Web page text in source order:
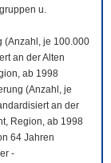
u.
(Anzahl, je 100.000
an der Alten
ab 1998
(Anzahl, je
an der
Region, ab 1998
64 Jahren
-